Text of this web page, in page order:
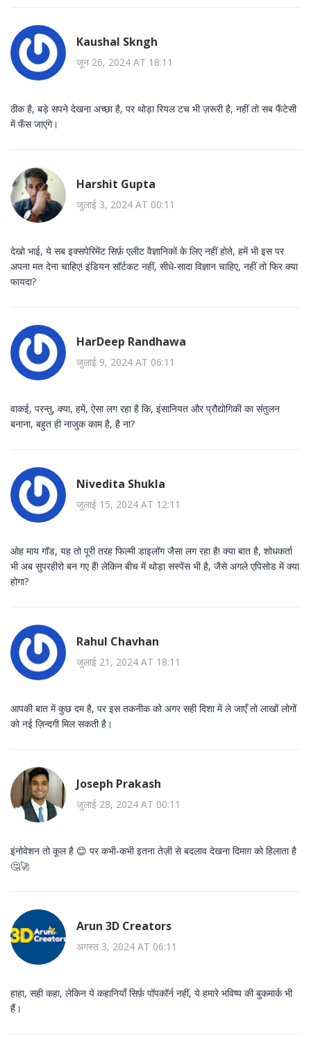
Kaushal Skngh
जून 26, 2024 AT 18:11
ठीक है, बड़े सपने देखना अच्छा है, पर थोड़ा रियल टच भी ज़रूरी है, नहीं तो सब फैंटेसी
में फँस जाएंगे।
Harshit Gupta
जुलाई 3, 2024 AT 00:11
देखो भाई, ये सब इक्सपेरिमेंट सिर्फ़ एलीट वैज्ञानिकों के लिए नहीं होते, हमें भी इस पर
अपना मत देना चाहिए! इंडियन सॉर्टकट नहीं, सीधे‑सादा विज्ञान चाहिए, नहीं तो फिर क्या
फायदा?
HarDeep Randhawa
जुलाई 9, 2024 AT 06:11
वाकई, परन्तु, क्या, हमें, ऐसा लग रहा है कि, इंसानियत और प्रौद्योगिकी का संतुलन
बनाना, बहुत ही नाजुक काम है, है ना?
Nivedita Shukla
जुलाई 15, 2024 AT 12:11
ओह माय गॉड, यह तो पूरी तरह फिल्मी डाइलॉग जैसा लग रहा है! क्या बात है, शोधकर्ता
भी अब सुपरहीरो बन गए हैं! लेकिन बीच में थोड़ा सस्पेंस भी है, जैसे अगले एपिसोड में क्या
होगा?
Rahul Chavhan
जुलाई 21, 2024 AT 18:11
आपकी बात में कुछ दम है, पर इस तकनीक को अगर सही दिशा में ले जाएँ तो लाखों लोगों
को नई ज़िन्दगी मिल सकती है।
Joseph Prakash
जुलाई 28, 2024 AT 00:11
इंनोवेशन तो कूल है 😊 पर कभी‑कभी इतना तेज़ी से बदलाव देखना दिमाग़ को हिलाता है
🤔🚀
Arun 3D Creators
अगस्त 3, 2024 AT 06:11
हाहा, सही कहा, लेकिन ये कहानियाँ सिर्फ़ पॉपकॉर्न नहीं, ये हमारे भविष्य की बुकमार्क भी
हैं।